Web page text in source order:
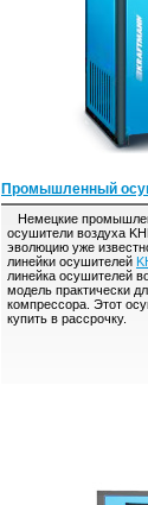
Промышленный
Немецкие
осушители воздуха
эволюцию уже
линейки осушителей
линейка осушителей
модель практически
компрессора. Этот
купить в рассрочку.